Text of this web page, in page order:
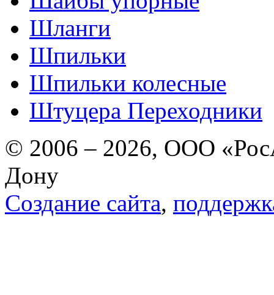
Шланги
Шпильки
Шпильки колесные
Штуцера Переходники
© 2006 – 2026, ООО
Дону
Создание сайта,